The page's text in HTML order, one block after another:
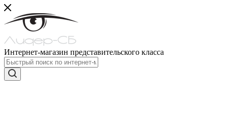
Интернет-магазин представительского класса